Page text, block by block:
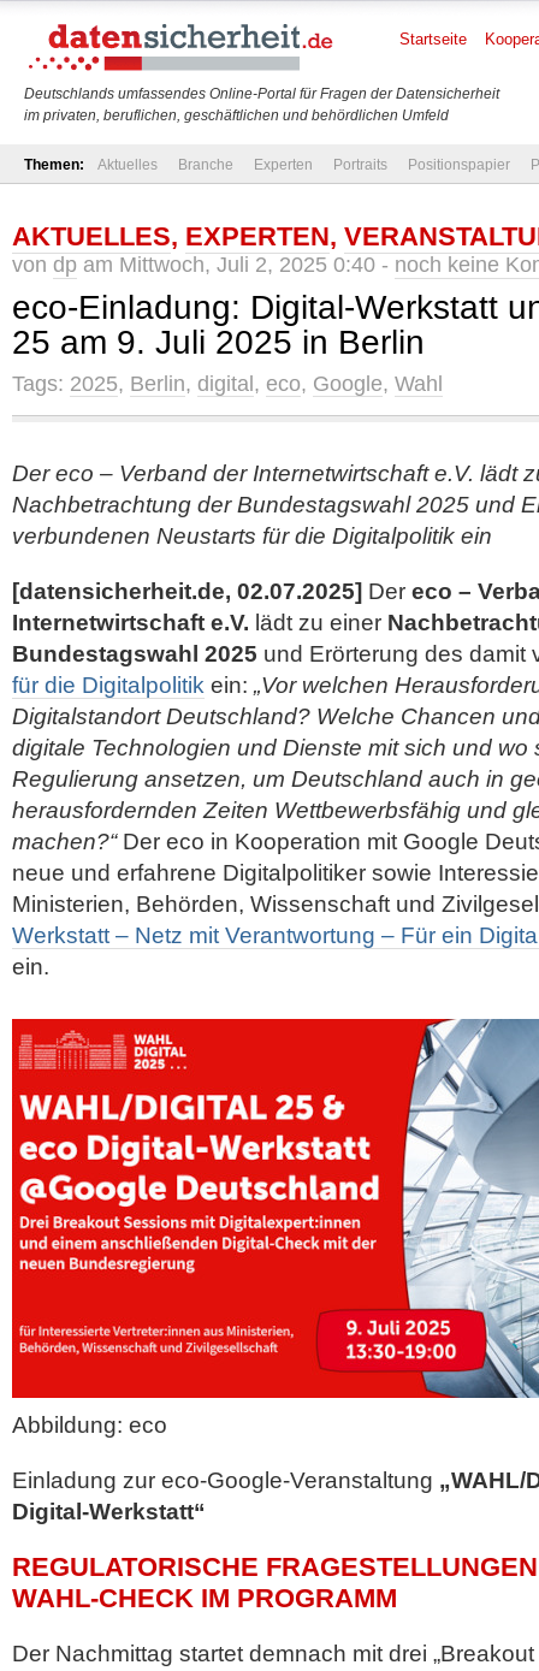
Deutschlands umfassendes Online-Portal für Fragen der Datensicherheit
im privaten, beruflichen, geschäftlichen und behördlichen Umfeld
Startseite
Themen: Aktuelles Branche Experten Portraits Positionspapier
AKTUELLES, EXPERTEN,
von dp am Mittwoch, Juli 2, 2025 0:40 - noch keine
eco-Einladung: Digital-Werkstatt
25 am 9. Juli 2025 in Berlin
Tags: 2025, Berlin, digital , eco, Google, Wahl
Der eco – Verband der Internetwirtschaft e.V. lädt
Nachbetrachtung der Bundestagswahl 2025 und
verbundenen Neustarts für die Digitalpolitik ein
[datensicherheit.de, 02.07.2025] Der eco –
Internetwirtschaft e.V. lädt zu einer
Bundestagswahl 2025 und Erörterung des damit
für die Digitalpolitik ein: „Vor welchen
Digitalstandort Deutschland? Welche Chancen
digitale Technologien und Dienste mit sich und wo
Regulierung ansetzen, um Deutschland auch in
herausfordernden Zeiten Wettbewerbsfähig und
machen?“Der eco in Kooperation mit Google
neue und erfahrene Digitalpolitiker sowie
Ministerien, Behörden, Wissenschaft und
Werkstatt – Netz mit Verantwortung – Für ein
ein.
Abbildung: eco
Einladung zur eco-Google-Veranstaltung „WAHL/
Digital-Werkstatt“
REGULATORISCHE
WAHL-CHECK IM PROGRAMM
Der Nachmittag startet demnach mit drei